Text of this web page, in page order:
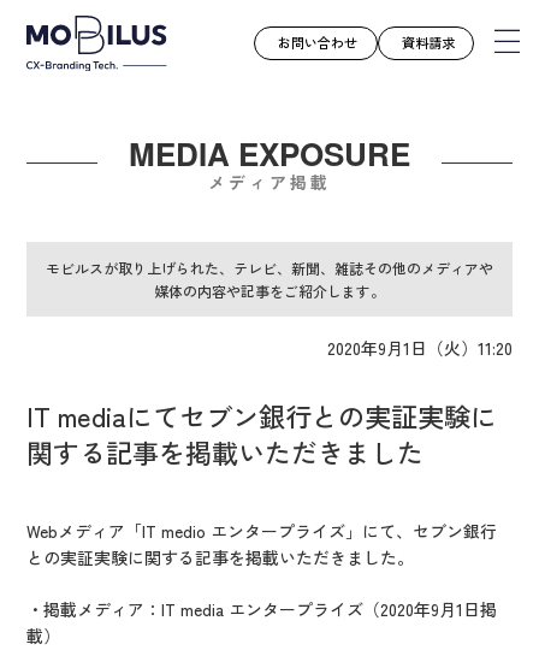
モビルスとは
導入事例
ユースケース
お役立ち資料
会社案内
IR情報
お問い合わせ 資料請求
MEDIA EXPOSURE
メディア掲載
モビルスが取り上げられた、テレビ、新聞、雑誌その他のメディアや
媒体の内容や記事をご紹介します。
2020年9月1日（火）11:20
IT mediaにてセブン銀行との実証実験に
関する記事を掲載いただきました
Webメディア「IT medio エンタープライズ」にて、セブン銀行
との実証実験に関する記事を掲載いただきました。
・掲載メディア：IT media エンタープライズ（2020年9月1日掲
載）